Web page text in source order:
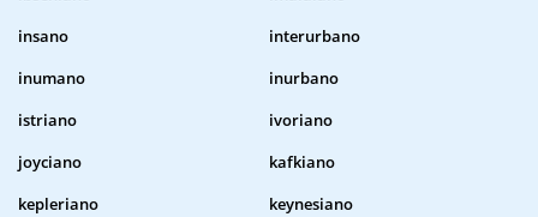
insano
interurbano
inumano
inurbano
istriano
ivoriano
joyciano
kafkiano
kepleriano
keynesiano